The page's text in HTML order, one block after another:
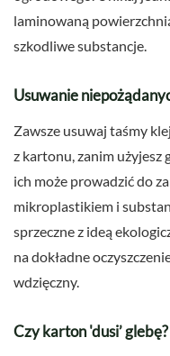
laminowaną
szkodliwe substancje.
Usuwanie
Zawsze usuwaj taśmy
z kartonu, zanim użyjesz
ich może prowadzić do
mikroplastikiem i
sprzeczne z ideą
na dokładne
wdzięczny.
Czy karton 'dusi’